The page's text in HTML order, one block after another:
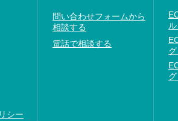
シー
問い合わせフォームから
相談する
電話で相談する